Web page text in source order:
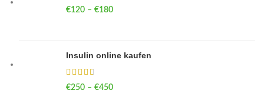
€120 – €180
Insulin online kaufen
€250 – €450